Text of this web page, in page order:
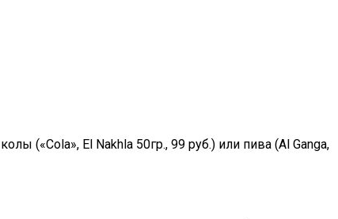
(«Cola», El Nakhla 50гр., 99 руб.) или пива (Al Ganga,